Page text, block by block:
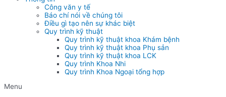
Công văn y tế
Báo chí nói về chúng tôi
Điều gì tạo nên sự khác biệt
Quy trình kỹ thuật
Quy trình kỹ thuật khoa Khám bệnh
Quy trình kỹ thuật khoa Phụ sản
Quy trình kỹ thuật khoa LCK
Quy trình Khoa Nhi
Quy trình Khoa Ngoại tổng hợp
Menu